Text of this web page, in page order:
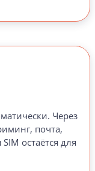
Через
почта,
остаётся для